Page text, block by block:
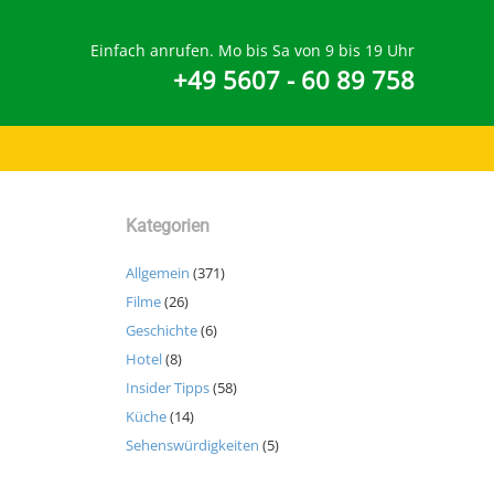
Einfach anrufen. Mo bis Sa von 9 bis 19 Uhr
+49 5607 - 60 89 758
Kategorien
Allgemein (371)
Filme(26)
Geschichte(6)
Hotel(8)
Insider Tipps(58)
Küche(14)
Sehenswürdigkeiten (5)